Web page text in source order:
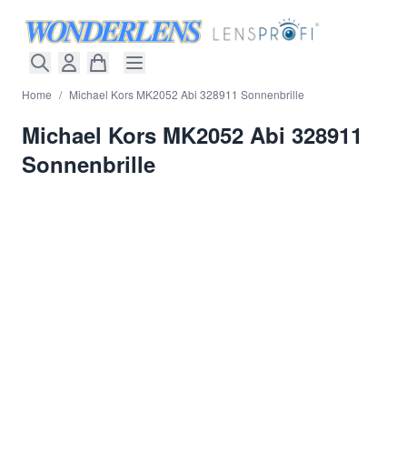
Home / Michael Kors MK2052 Abi 328911 Sonnenbrille
Michael Kors MK2052 Abi 328911
Sonnenbrille